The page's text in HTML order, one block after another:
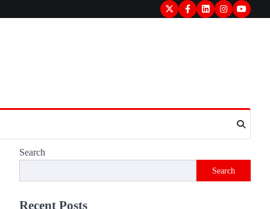
TwitterFacebookLinkedInInstagramyoutube
Search
Search
Recent Posts